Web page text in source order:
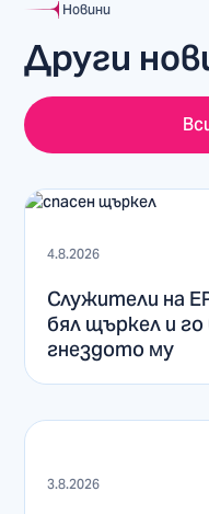
Новини
Други
4.8.2026
Служители на
бял щъркел и го
гнездото му
3.8.2026